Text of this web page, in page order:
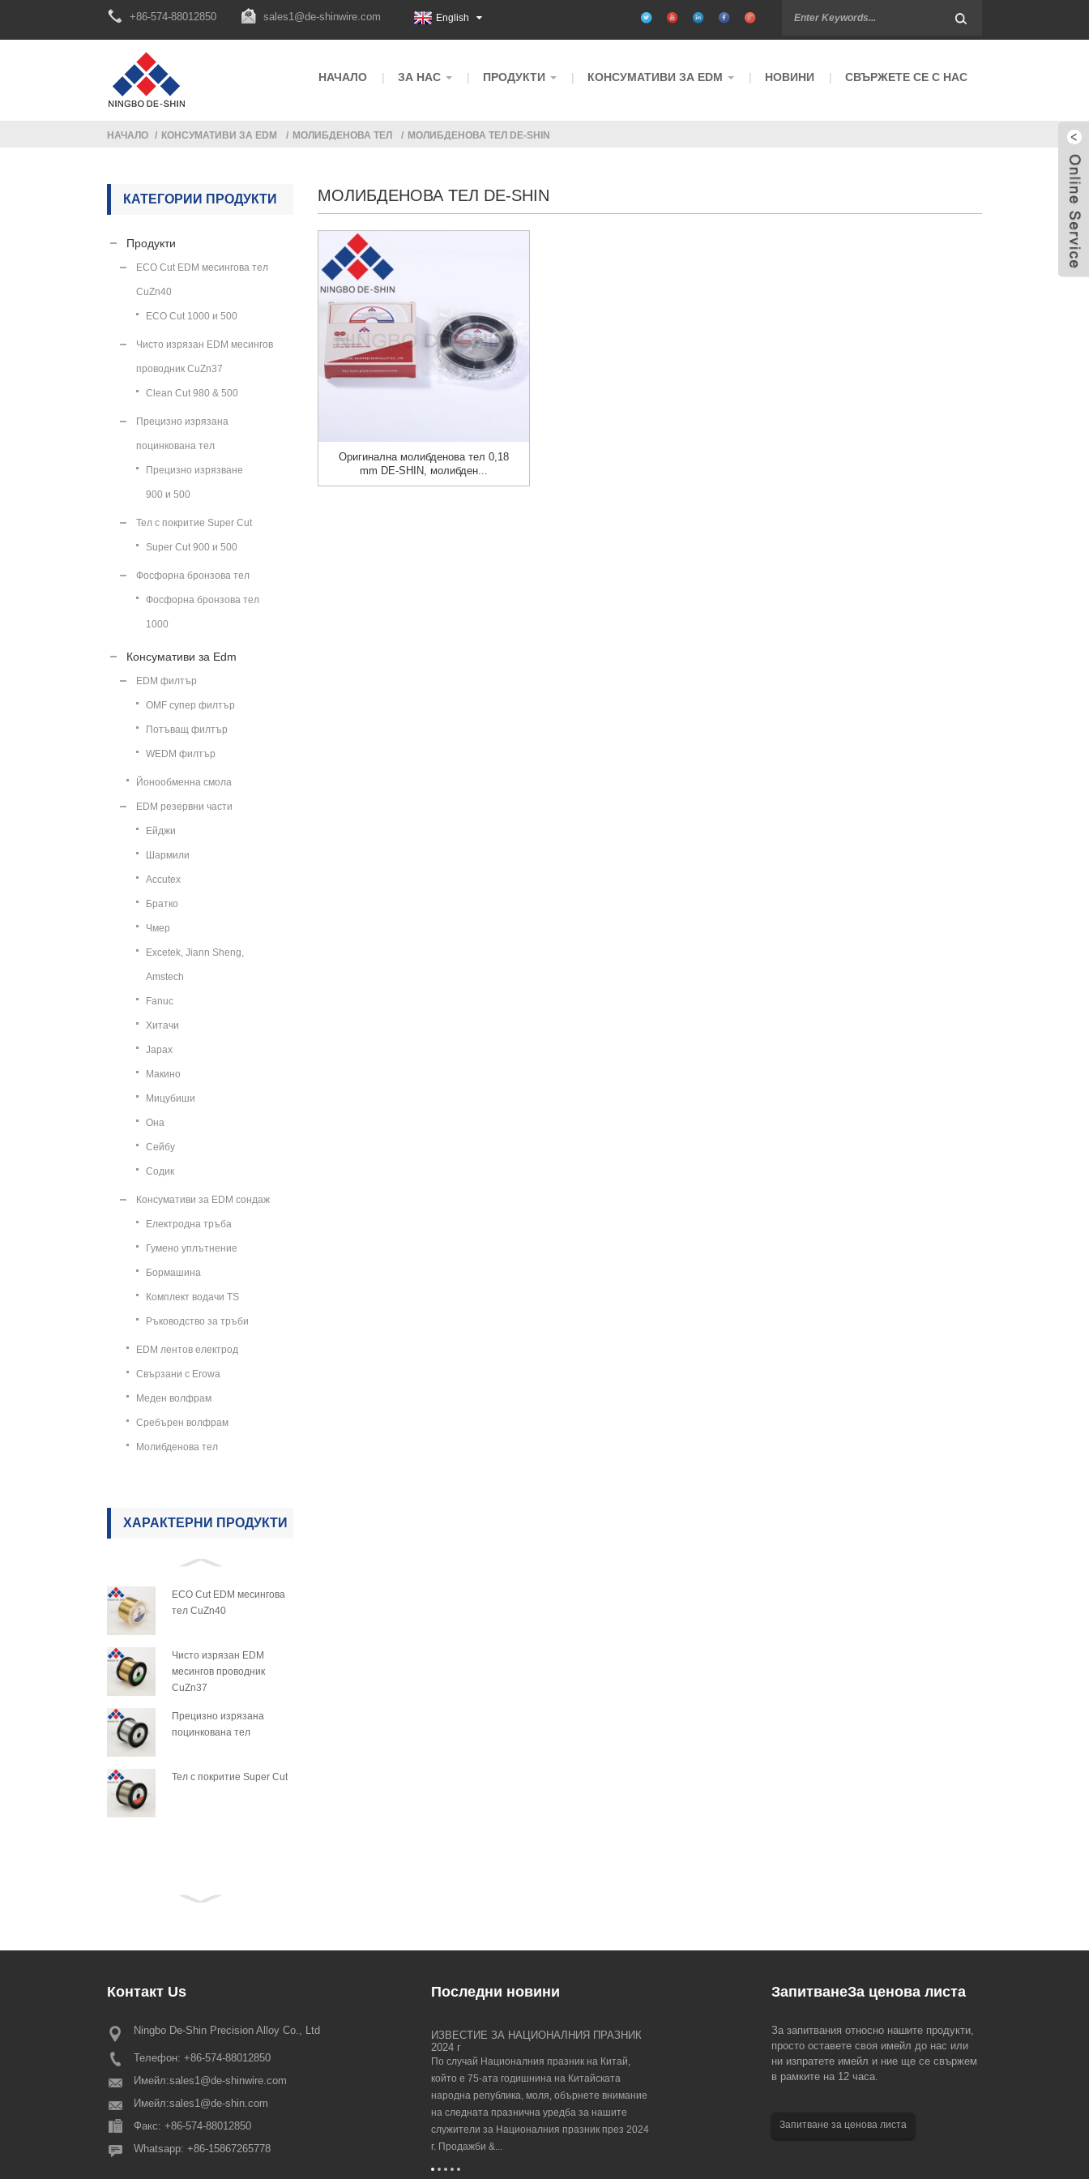
+86-574-88012850 sales1@de-shinwire.com English
НАЧАЛО ЗА НАС ПРОДУКТИ КОНСУМАТИВИ ЗА EDM НОВИНИ СВЪРЖЕТЕ СЕ С НАС
НАЧАЛО КОНСУМАТИВИ ЗА EDM МОЛИБДЕНОВА ТЕЛ МОЛИБДЕНОВА ТЕЛ DE-SHIN
КАТЕГОРИИ ПРОДУКТИ
Продукти
ECO Cut EDM месингова тел
CuZn40
ECO Cut 1000 и 500
Чисто изрязан EDM месингов
проводник CuZn37
Clean Cut 980 & 500
Прецизно изрязана
поцинкована тел
Прецизно изрязване
900 и 500
Тел с покритие Super Cut
Super Cut 900 и 500
Фосфорна бронзова тел
Фосфорна бронзова тел
1000
Консумативи за Edm
EDM филтър
OMF супер филтър
Потъващ филтър
WEDM филтър
Йонообменна смола
EDM резервни части
Ейджи
Шармили
Accutex
Братко
Чмер
Excetek, Jiann Sheng,
Amstech
Fanuc
Хитачи
Japax
Макино
Мицубиши
Она
Сейбу
Содик
Консумативи за EDM сондаж
Електродна тръба
Гумено уплътнение
Бормашина
Комплект водачи TS
Ръководство за тръби
EDM лентов електрод
Свързани с Erowa
Меден волфрам
Сребърен волфрам
Молибденова тел
ХАРАКТЕРНИ ПРОДУКТИ
ECO Cut EDM месингова
тел CuZn40
Чисто изрязан EDM
месингов проводник
CuZn37
Прецизно изрязана
поцинкована тел
Тел с покритие Super Cut
МОЛИБДЕНОВА ТЕЛ DE-SHIN
Оригинална молибденова тел 0,18
mm DE-SHIN, молибден...
Контакт Us
Ningbo De-Shin Precision Alloy Co., Ltd
Телефон: +86-574-88012850
Имейл:sales1@de-shinwire.com
Имейл:sales1@de-shin.com
Факс: +86-574-88012850
Whatsapp: +86-15867265778
Последни новини
Известие за ваканция за Пролетния
Уважаеми всички наши уважаеми клиенти,
китайският традиционен Пролетен фестивал
Пролетния фестивал е както следва: 1.
Производство+Инженеринг+QA: fr...
ИЗВЕСТИЕ ЗА НАЦИОНАЛНИЯ ПРАЗНИК
2024 г
По случай Националния празник на Китай,
който е 75-ата годишнина на Китайската
народна република, моля, обърнете внимание
на следната празнична уредба за нашите
служители за Националния празник през 2024
г. Продажби &...
Намерете ни на EMO Hannover 2023 (18-
Биенале, водещ световен търговски панаир за
производствени технологии, EMO Hanover
машинообработващата индустрия (CECIMO),
Известие за фестивала на драконовите
лодки 2023 г
Моля, обърнете внимание на следната
празнична уредба за нашите служители за
юни до 24 юни. Производствен екип: 22 юни.
ЗапитванеЗа ценова листа
За запитвания относно нашите продукти,
просто оставете своя имейл до нас или
ни изпратете имейл и ние ще се свържем
в рамките на 12 часа.
Запитване за ценова листа